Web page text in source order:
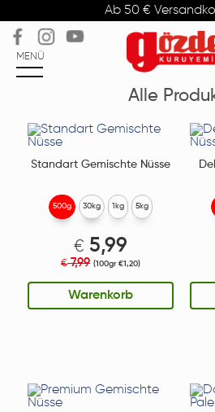
Ab 50 €
MENÜ
Alle
Standart Gemischte Nüsse
500g
€ 5,99
€7,99 (100gr €1,20)
Warenkorb
30kg 1kg 5kg